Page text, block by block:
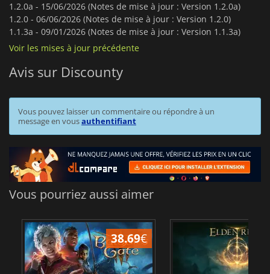
1.2.0a - 15/06/2026 (Notes de mise à jour : Version 1.2.0a)
1.2.0 - 06/06/2026 (Notes de mise à jour : Version 1.2.0)
1.1.3a - 09/01/2026 (Notes de mise à jour : Version 1.1.3a)
Voir les mises à jour précédente
Avis sur Discounty
Vous pouvez laisser un commentaire ou répondre à un
message en vousauthentifiant
Vous pourriez aussi aimer
38.69€